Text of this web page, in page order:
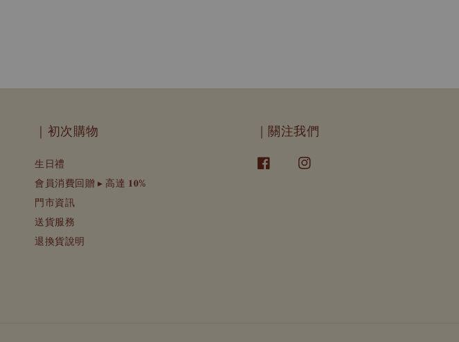
｜初次購物
生日禮
會員消費回贈 ▸ 高達 𝟏𝟎%
門市資訊
送貨服務
退換貨說明
｜關注我們